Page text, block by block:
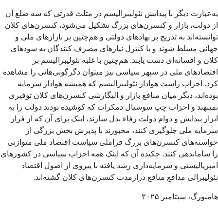
به‌عبارت دیگر با پیدایش نئولیبرالیسم در مثلث قدرتی که سه ضلع آن
از دولت، بازار و کنسرن‌های بزرگ تشکیل می‌شود، کنسرن‌های کلان
توانسته‌اند به تدریج بر نهادهای دولتی و هم‌چنین بر بازارهای ملی و
جهانی مسلط شوند و با کنترل نیازهای مصرف کنندگان به سودهای
کلان و افسانه‌ای دست یابند. هم‌چنین با غلبه نئولیبرالیسم بر
اقتصادهای ملی در سپهر سیاسی نیز میتوان دگرگونی‌هائی را مشاهده
کرد. احزاب راست هوادار نئولیبرالیسم که همیشه هوادار سرمایه
بوده‌اند، دیگر میان منافع بازار و الیگارشی کنسرن‌های کلان توفیری
نمینهند و احزاب چپ سوسیال دمکرات که کوشیده بودند دولت را به
ابزار پیدایش و دوام دولت رفاء بدل سازند، اینک برای آن که از فرار
سرمایه ملی جلوگیری کنند، مجبورند با پذیرش بخش بزرگی از
خواسته‌های کنسرن‌های بزرگ فراملی سیاست اقتصاد ملی متوازنی
را ساماندهی کنند. چکیده آن که اینک همه احزاب سیاسی در کشورهای
امپریالیستی و سرمایه‌داری رشد یافته با پیروی از اصول اقتصاد
نئولیبرالی مدافع منافع درازمدت کنسرن‌های کلان گشته‌اند.
هامبورگ، سپتامبر ۲۰۲۵